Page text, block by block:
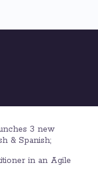
3 new
& Spanish;
in an Agile